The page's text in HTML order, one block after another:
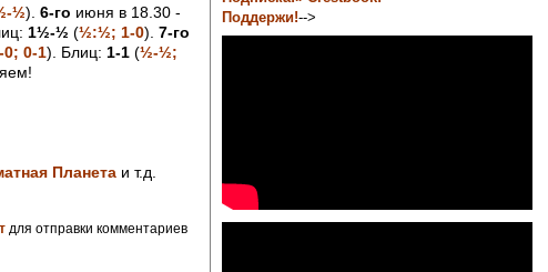
½). 6-го июня в 18.30 -
1½-½ (½:½; 1-0). 7-го
0-1). Блиц: 1-1(½-½;
Планетаи т.д.
для отправки комментариев
Поддержи!-->